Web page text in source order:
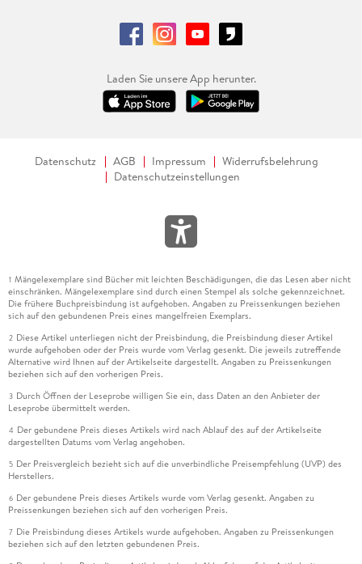
Laden Sie unsere App herunter.
Datenschutz AGB Impressum
Widerrufsbelehrung
Datenschutzeinstellungen
1 Mängelexemplare sind Bücher mit leichten Beschädigungen, die das Lesen aber nicht
einschränken. Mängelexemplare sind durch einen Stempel als solche gekennzeichnet.
Die frühere Buchpreisbindung ist aufgehoben. Angaben zu Preissenkungen beziehen
sich auf den gebundenen Preis eines mangelfreien Exemplars.
2 Diese Artikel unterliegen nicht der Preisbindung, die Preisbindung dieser Artikel
wurde aufgehoben oder der Preis wurde vom Verlag gesenkt. Die jeweils zutreffende
Alternative wird Ihnen auf der Artikelseite dargestellt. Angaben zu Preissenkungen
beziehen sich auf den vorherigen Preis.
3 Durch Öffnen der Leseprobe willigen Sie ein, dass Daten an den Anbieter der
Leseprobe übermittelt werden.
4 Der gebundene Preis dieses Artikels wird nach Ablauf des auf der Artikelseite
dargestellten Datums vom Verlag angehoben.
5 Der Preisvergleich bezieht sich auf die unverbindliche Preisempfehlung (UVP) des
Herstellers.
6 Der gebundene Preis dieses Artikels wurde vom Verlag gesenkt. Angaben zu
Preissenkungen beziehen sich auf den vorherigen Preis.
7 Die Preisbindung dieses Artikels wurde aufgehoben. Angaben zu Preissenkungen
beziehen sich auf den letzten gebundenen Preis.